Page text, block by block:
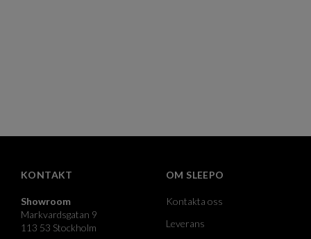
KONTAKT
Showroom
Markvardsgatan 9
113 53 Stockholm
OM SLEEPO
Kontakta oss
Leverans